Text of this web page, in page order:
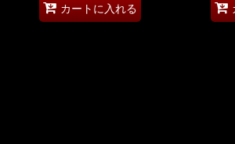
カートに入れる